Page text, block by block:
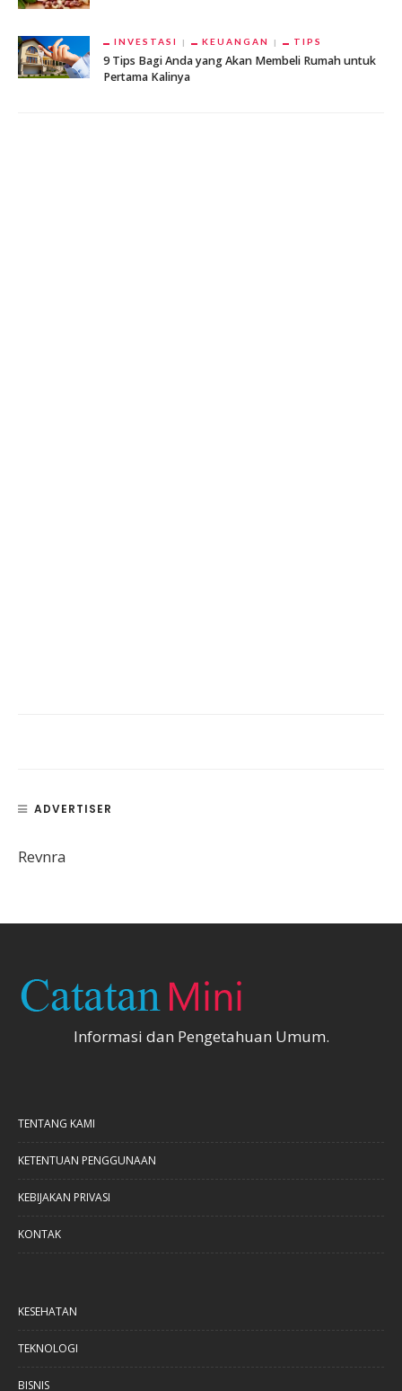
INVESTASI KEUANGAN TIPS
9 Tips Bagi Anda yang Akan Membeli Rumah untuk
Pertama Kalinya
ADVERTISER
Revnra
Informasi dan Pengetahuan Umum.
TENTANG KAMI
KETENTUAN PENGGUNAAN
KEBIJAKAN PRIVASI
KONTAK
KESEHATAN
TEKNOLOGI
BISNIS